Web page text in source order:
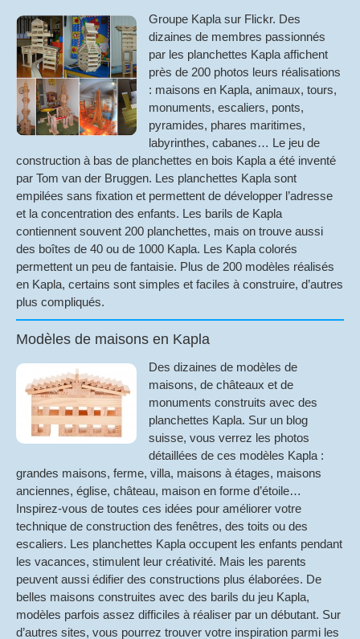
Groupe Kapla sur Flickr. Des
dizaines de membres passionnés
par les planchettes Kapla affichent
près de 200 photos leurs réalisations
: maisons en Kapla, animaux, tours,
monuments, escaliers, ponts,
pyramides, phares maritimes,
labyrinthes, cabanes… Le jeu de
construction à bas de planchettes en bois Kapla a été inventé
par Tom van der Bruggen. Les planchettes Kapla sont
empilées sans fixation et permettent de développer l’adresse
et la concentration des enfants. Les barils de Kapla
contiennent souvent 200 planchettes, mais on trouve aussi
des boîtes de 40 ou de 1000 Kapla. Les Kapla colorés
permettent un peu de fantaisie. Plus de 200 modèles réalisés
en Kapla, certains sont simples et faciles à construire, d’autres
plus compliqués.
Modèles de maisons en Kapla
Des dizaines de modèles de
maisons, de châteaux et de
monuments construits avec des
planchettes Kapla. Sur un blog
suisse, vous verrez les photos
détaillées de ces modèles Kapla :
grandes maisons, ferme, villa, maisons à étages, maisons
anciennes, église, château, maison en forme d’étoile…
Inspirez-vous de toutes ces idées pour améliorer votre
technique de construction des fenêtres, des toits ou des
escaliers. Les planchettes Kapla occupent les enfants pendant
les vacances, stimulent leur créativité. Mais les parents
peuvent aussi édifier des constructions plus élaborées. De
belles maisons construites avec des barils du jeu Kapla,
modèles parfois assez difficiles à réaliser par un débutant. Sur
d’autres sites, vous pourrez trouver votre inspiration parmi les